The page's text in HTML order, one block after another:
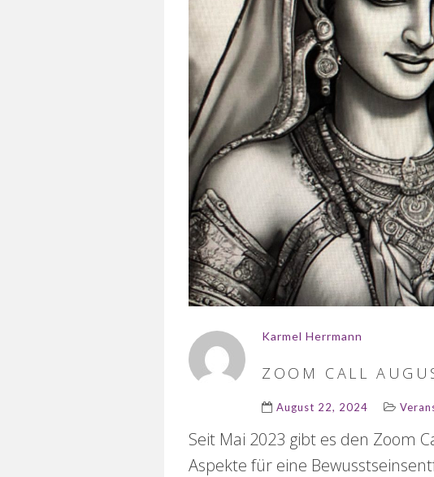
Karmel Herrmann
ZOOM CALL
August 22, 2024
Seit Mai 2023 gibt es den Zoom
Aspekte für eine